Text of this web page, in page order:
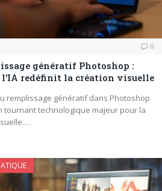
0
génératif Photoshop :
l’IA redéfinit la création visuelle
remplissage génératif dans Photoshop
tournant technologique majeur pour la